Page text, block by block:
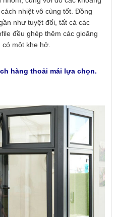
nhiệt vô cùng tốt. Đồng
như tuyệt đối, tất cả các
đều ghép thêm các gioăng
một khe hở.
hàng thoải mái lựa chọn.